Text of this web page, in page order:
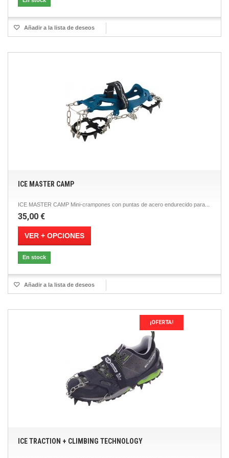
Añadir a la lista de deseos
ICE MASTER CAMP
ICE MASTER CAMP Mini-crampones con puntas de acero endurecido para...
35,00 €
VER + OPCIONES
En stock
Añadir a la lista de deseos
¡OFERTA!
ICE TRACTION + CLIMBING TECHNOLOGY